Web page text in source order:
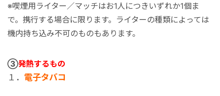
※喫煙用ライター／マッチはお1人につきいずれか1個ま
で。携行する場合に限ります。ライターの種類によっては
機内持ち込み不可のものもあります。
③発熱するもの
１． 電子タバコ